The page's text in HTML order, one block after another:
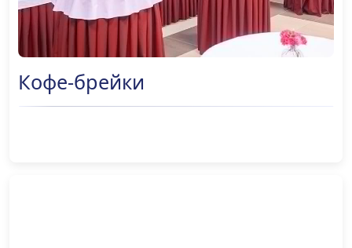
Кофе-брейки